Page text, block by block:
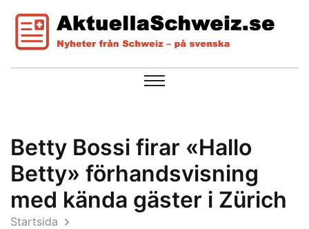
Betty Bossi firar «Hallo
Betty» förhandsvisning
med kända gäster i Zürich
Startsida